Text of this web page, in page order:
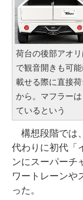
荷台の後部アオ
で観音開きも可
載せる際に直接
から。マフラー
ているという
構想段階では
代わりに初代「
ンにスーパーチ
ワートレーンや
った。